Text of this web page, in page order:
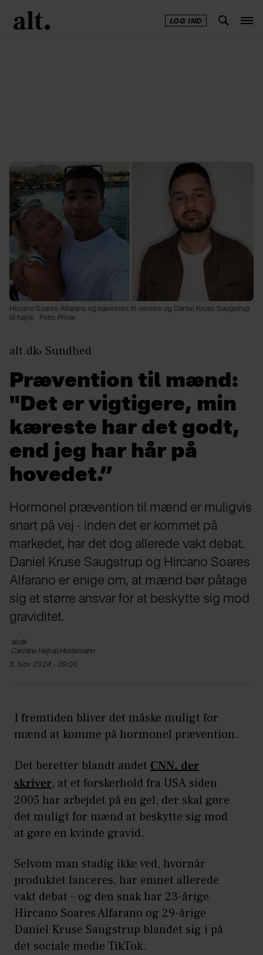
LOG IND
Hircano Soares Alfarano og kæresten til venstre og Daniel Kruse Saugstrup
til højre.
Foto: Privat
alt.dk Sundhed
Prævention til mænd:
"Det er vigtigere, min
kæreste har det godt,
end jeg har hår på
hovedet.”
Hormonel prævention til mænd er muligvis
snart på vej - inden det er kommet på
markedet, har det dog allerede vakt debat.
Daniel Kruse Saugstrup og Hircano Soares
Alfarano er enige om, at mænd bør påtage
sig et større ansvar for at beskytte sig mod
graviditet.
alt.dk
Caroline Højrup Heidemann
3. Nov 2024 - 09:00
I fremtiden bliver det måske muligt for
mænd at komme på hormonel prævention.
Det beretter blandt andet CNN, der
skriver, at et forskerhold fra USA siden
2005 har arbejdet på en gel, der skal gøre
det muligt for mænd at beskytte sig mod
at gøre en kvinde gravid.
Selvom man stadig ikke ved, hvornår
produktet lanceres, har emnet allerede
vakt debat – og den snak har 23-årige
Hircano Soares Alfarano og 29-årige
Daniel Kruse Saugstrup blandet sig i på
det sociale medie TikTok.